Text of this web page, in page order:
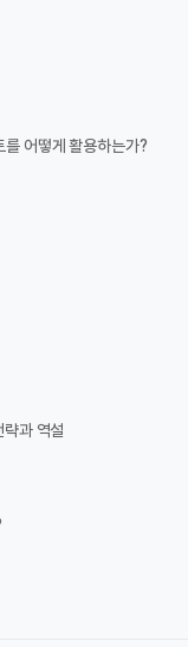
를 어떻게 활용하는가?
과 역설